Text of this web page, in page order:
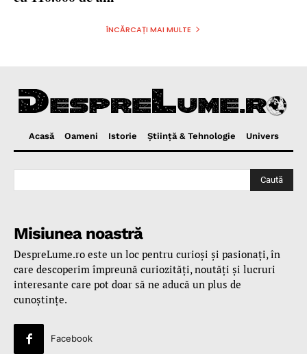
ÎNCĂRCAȚI MAI MULTE
Acasă Oameni Istorie Ştiinţă & Tehnologie Univers
Caută
Misiunea noastră
DespreLume.ro este un loc pentru curioşi şi pasionaţi, în
care descoperim împreună curiozităţi, noutăţi şi lucruri
interesante care pot doar să ne aducă un plus de
cunoştinţe.
Facebook